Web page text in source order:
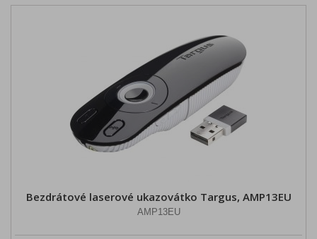
Bezdrátové laserové ukazovátko Targus, AMP13EU
AMP13EU